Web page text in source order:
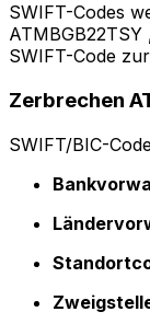
SWIFT-Codes
SWIFT-Code
Zerbrechen
SWIFT/BIC-